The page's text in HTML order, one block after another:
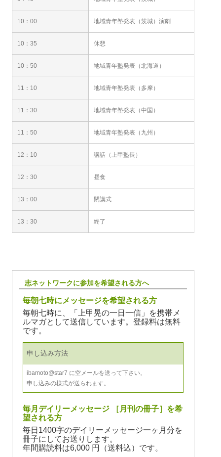
10：00 地域青年塾発表（茨城）演劇
10：35 休憩
10：50 地域青年塾発表（北海道）
11：10 地域青年塾発表（多摩）
11：30 地域青年塾発表（中国）
11：50 地域青年塾発表（九州）
12：10 講話（上甲塾長）
12：30 昼食
13：00 閉講式
13：30 終了
志ネットワークに参加を希望される方へ
毎朝七時にメッセージを希望される方
毎朝七時に、「上甲晃の一日一信」を携帯メ
ルマガとして送信しています。登録料は無料
です。
申し込み方法
ibamoto@star7 に空メールを送って下さい。
申し込みの様式が送られます。
毎月デイリーメッセージ ［月刊の冊子］を希
望される方
毎日1400字のデイリーメッセージ一ヶ月分を
冊子にしてお送りします。
年間購読料は6,000 円（送料込）です。